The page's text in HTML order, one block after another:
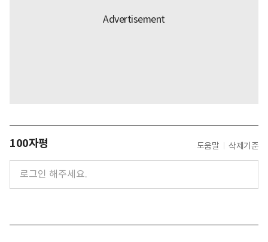
100자평 도움말 삭제기준